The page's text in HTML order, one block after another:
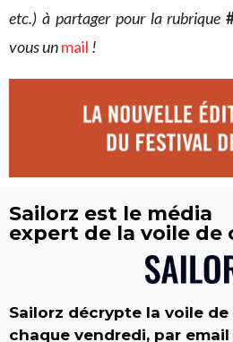
etc.) à partager pour la rubrique
vous unmail !
Sailorz est le média
expert de la voile
Sailorz décrypte la voile
chaque vendredi, par email